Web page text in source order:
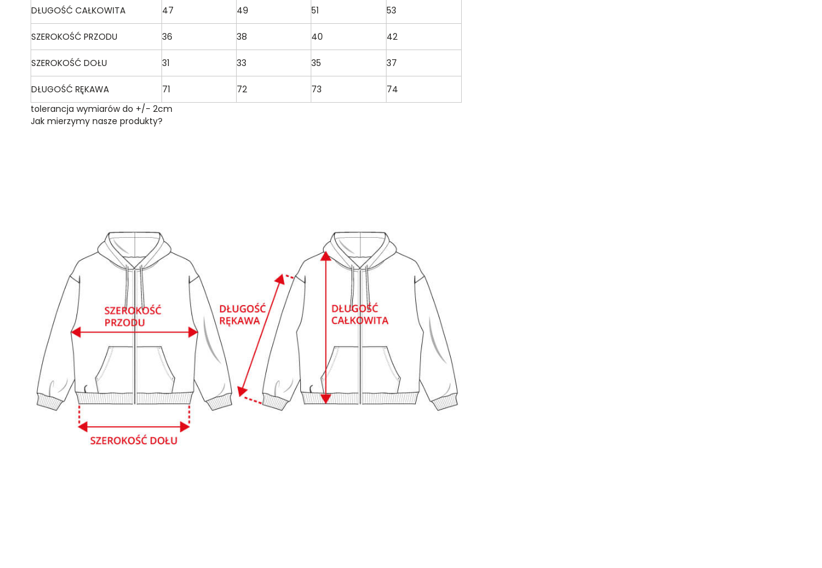
DŁUGOŚĆ CAŁKOWITA 47 49 51 53
SZEROKOŚĆ PRZODU 36 38 40 42
SZEROKOŚĆ DOŁU 31 33 35 37
DŁUGOŚĆ RĘKAWA 71 72 73
74
tolerancja wymiarów do +/- 2cm
Jak mierzymy nasze produkty?